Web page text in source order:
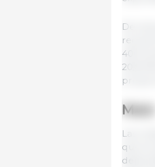
De
400
20,8
Maíz
Las
que